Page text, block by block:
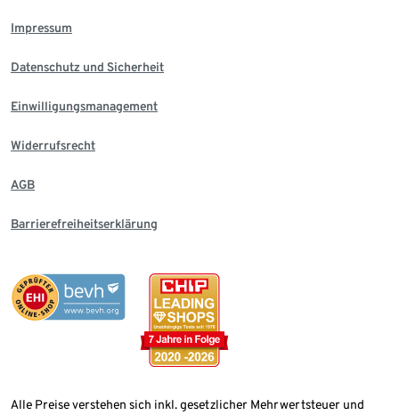
Impressum
Datenschutz und Sicherheit
Einwilligungsmanagement
Widerrufsrecht
AGB
Barrierefreiheitserklärung
Alle Preise verstehen sich inkl. gesetzlicher Mehrwertsteuer und